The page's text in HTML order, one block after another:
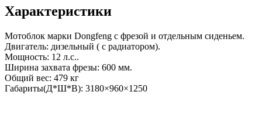
Характеристики
Мотоблок марки Dongfeng с фрезой и отдельным сиденьем.
Двигатель: дизельный ( с радиатором).
Мощность: 12 л.с..
Ширина захвата фрезы: 600 мм.
Общий вес: 479 кг
Габариты(Д*Ш*В): 3180×960×1250